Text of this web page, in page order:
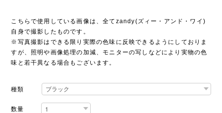
こちらで使用している画像は、全てzandy(ズィー・アンド・ワイ)
自身で撮影したものです。
※写真撮影はできる限り実際の色味に反映できるようにしておりま
すが、照明や画像処理の加減、モニターの写しなどにより実物の色
味と若干異なる場合もございます。
種類
数量